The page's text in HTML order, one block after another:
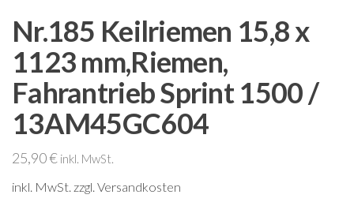
Nr.185 Keilriemen 15,8 x
1123 mm,Riemen,
Fahrantrieb Sprint 1500 /
13AM45GC604
25,90€ inkl. MwSt.
inkl. MwSt. zzgl. Versandkosten